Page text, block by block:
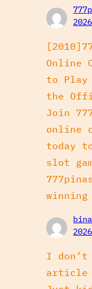
Online
to Play
the
Join
online
today
slot
I
article